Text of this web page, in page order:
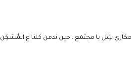
مكاري شِل يا مجتمع.. حين ندمن كلنا ع المُسَكِن